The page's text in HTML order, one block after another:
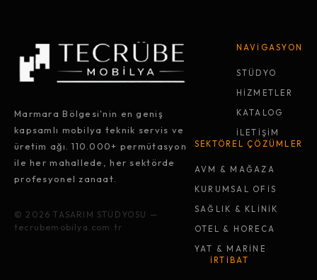
Marmara Bölgesi'nin en geniş
kapsamlı mobilya teknik servis ve
üretim ağı. 110.000+ permütasyon
ile her mahallede, her sektörde
profesyonel zanaat.
© 2026 TASARIM STÜDYOSU —
tecrubemobilya.com.tr
NAVİGASYON
STÜDYO
HİZMETLER
KATALOG
İLETİŞİM
SEKTÖREL ÇÖZÜMLER
AVM & MAĞAZA
KURUMSAL OFİS
SAĞLIK & KLİNİK
OTEL & HORECA
YAT & MARİNE
İRTİBAT